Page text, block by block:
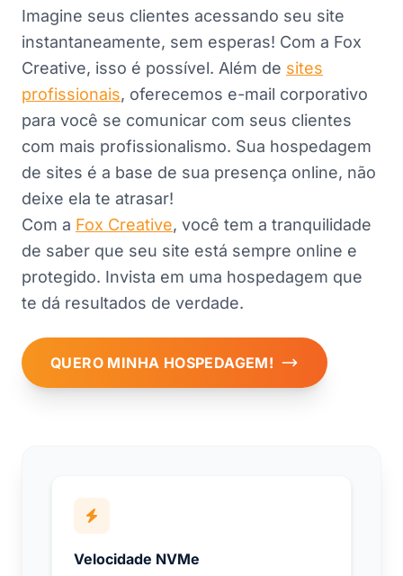
Imagine seus clientes acessando seu site
instantaneamente, sem esperas! Com a Fox
Creative, isso é possível. Além de sites
profissionais, oferecemos e-mail corporativo
para você se comunicar com seus clientes
com mais profissionalismo. Sua hospedagem
de sites é a base de sua presença online, não
deixe ela te atrasar!
Com a Fox Creative, você tem a tranquilidade
de saber que seu site está sempre online e
protegido. Invista em uma hospedagem que
te dá resultados de verdade.
QUERO MINHA HOSPEDAGEM!
Velocidade NVMe